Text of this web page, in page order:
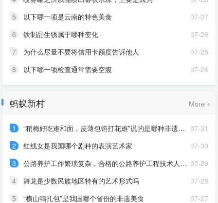
07-27
5
以下哪一项是云南的特色美食
07-26
6
铁制品生锈属于哪种变化
07-25
7
为什么尽量不要将信用卡额度告诉他人
07-24
8 以下哪一项检查通常需要空腹
蚂蚁新村 More +
07-31
1
“稍梅好吃难和面，皮薄包馅打花难”说的是哪种非遗技艺
07-30
2
红线女是我国哪个剧种的表演艺术家
07-29
3
公路养护工作繁琐复杂，合格的公路养护工程技术人员应该是
07-28
4
舞龙是少数民族地区特有的艺术形式吗
07-27
5
“横山鸭扎包”是我国哪个省份的非遗美食